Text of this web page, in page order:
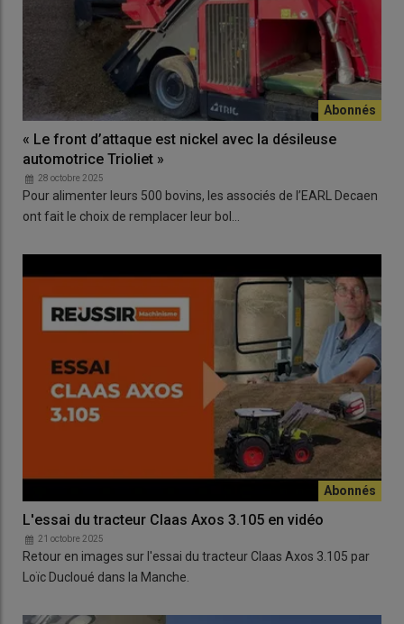
« Le front d’attaque est nickel avec la désileuse
automotrice Trioliet »
28 octobre 2025
Pour alimenter leurs 500 bovins, les associés de l’EARL Decaen
ont fait le choix de remplacer leur bol…
L'essai du tracteur Claas Axos 3.105 en vidéo
21 octobre 2025
Retour en images sur l'essai du tracteur Claas Axos 3.105 par
Loïc Ducloué dans la Manche.